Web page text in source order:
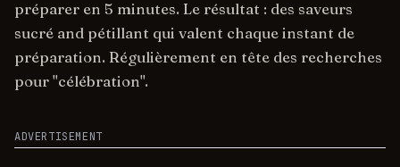
préparer en 5 minutes. Le résultat : des saveurs
sucré and pétillant qui valent chaque instant de
préparation. Régulièrement en tête des recherches
pour "célébration".
ADVERTISEMENT